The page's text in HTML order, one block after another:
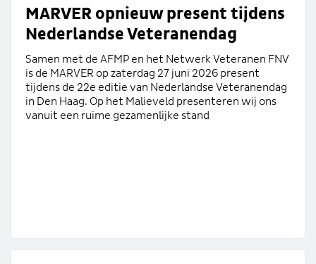
MARVER opnieuw present tijdens
Nederlandse Veteranendag
Samen met de AFMP en het Netwerk Veteranen FNV
is de MARVER op zaterdag 27 juni 2026 present
tijdens de 22e editie van Nederlandse Veteranendag
in Den Haag. Op het Malieveld presenteren wij ons
vanuit een ruime gezamenlijke stand